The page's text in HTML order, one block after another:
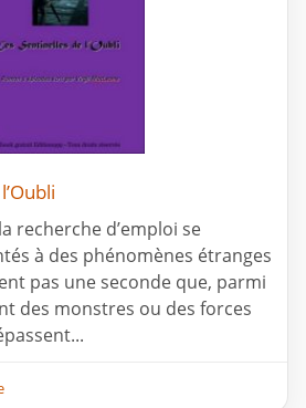
recherche d’emploi se
à des phénomènes étranges
pas une seconde que, parmi
des monstres ou des forces